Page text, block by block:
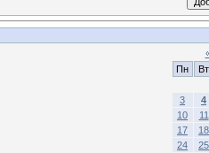
Пн
Вт
3
4
10
11
17
18
24
25